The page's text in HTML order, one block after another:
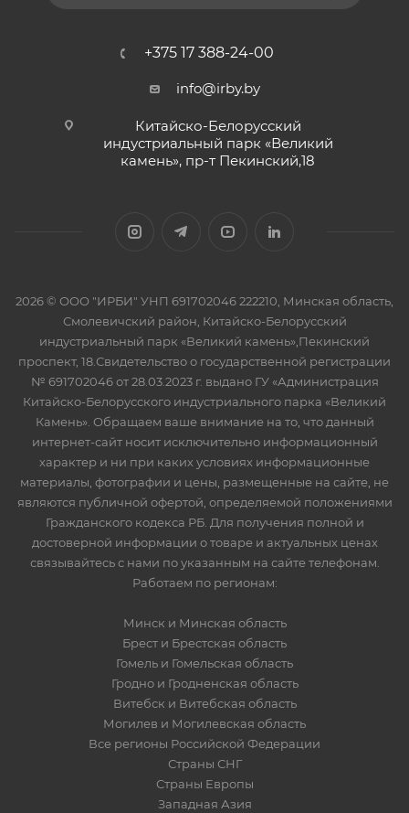
+375 17 388-24-00
info@irby.by
Китайско-Белорусский
индустриальный парк «Великий
камень», пр-т Пекинский,18
2026 © ООО "ИРБИ" УНП 691702046 222210, Минская область,
Смолевичский район, Китайско-Белорусский
индустриальный парк «Великий камень»,Пекинский
проспект, 18.Свидетельство о государственной регистрации
№ 691702046 от 28.03.2023 г. выдано ГУ «Администрация
Китайско-Белорусского индустриального парка «Великий
Камень». Обращаем ваше внимание на то, что данный
интернет-сайт носит исключительно информационный
характер и ни при каких условиях информационные
материалы, фотографии и цены, размещенные на сайте, не
являются публичной офертой, определяемой положениями
Гражданского кодекса РБ. Для получения полной и
достоверной информации о товаре и актуальных ценах
связывайтесь с нами по указанным на сайте телефонам.
Работаем по регионам:
Минск и Минская область
Брест и Брестская область
Гомель и Гомельская область
Гродно и Гродненская область
Витебск и Витебская область
Могилев и Могилевская область
Все регионы Российской Федерации
Страны СНГ
Страны Европы
Западная Азия